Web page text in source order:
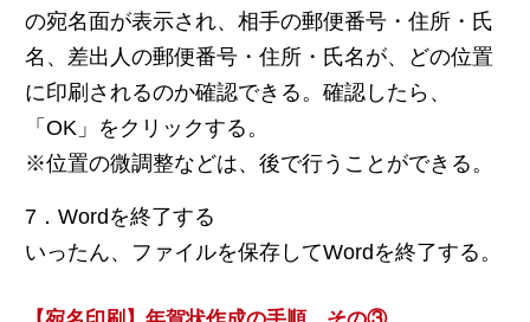
の宛名面が表示され、相手の郵便番号・住所・氏
名、差出人の郵便番号・住所・氏名が、どの位置
に印刷されるのか確認できる。確認したら、
「OK」をクリックする。
※位置の微調整などは、後で行うことができる。
7．Wordを終了する
いったん、ファイルを保存してWordを終了する。